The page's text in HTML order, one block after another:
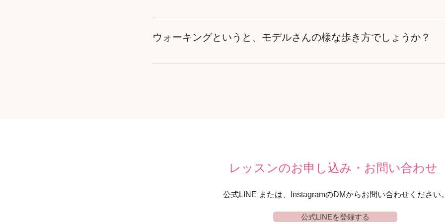
持病をお持ちの方、ケガをされている方、また妊娠中の方は、必ず主治医の方と
ウォーキングというと、モデルさんの様な歩き方でしょうか？
プレシャスウォーキング®は、モデルさんが歩かれるモデルウォーク（ランウェ
レッスンのお申し込み・お問い合わせ
公式LINE または、InstagramのDMからお問い合わせください。
公式LINEを登録する